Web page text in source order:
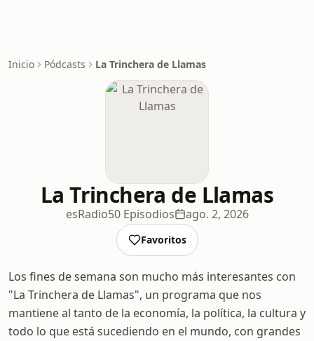
Inicio Pódcasts La Trinchera de Llamas
La Trinchera de Llamas
esRadio50 Episodios ago. 2, 2026
Favoritos
Los fines de semana son mucho más interesantes con
"La Trinchera de Llamas", un programa que nos
mantiene al tanto de la economía, la política, la cultura y
todo lo que está sucediendo en el mundo, con grandes